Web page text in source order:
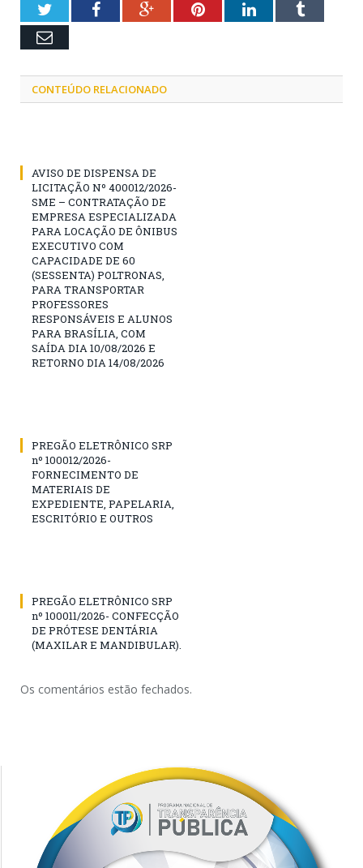
TwitterFacebookGoogle+PinterestLinkedInTumblr
Email
CONTEÚDO RELACIONADO
AVISO DE DISPENSA DE
LICITAÇÃO Nº 400012/2026-
SME – CONTRATAÇÃO DE
EMPRESA ESPECIALIZADA
PARA LOCAÇÃO DE ÔNIBUS
EXECUTIVO COM
CAPACIDADE DE 60
(SESSENTA) POLTRONAS,
PARA TRANSPORTAR
PROFESSORES
RESPONSÁVEIS E ALUNOS
PARA BRASÍLIA, COM
SAÍDA DIA 10/08/2026 E
RETORNO DIA 14/08/2026
PREGÃO ELETRÔNICO SRP
nº 100012/2026-
FORNECIMENTO DE
MATERIAIS DE
EXPEDIENTE, PAPELARIA,
ESCRITÓRIO E OUTROS
PREGÃO ELETRÔNICO SRP
nº 100011/2026- CONFECÇÃO
DE PRÓTESE DENTÁRIA
(MAXILAR E MANDIBULAR).
Os comentários estão fechados.